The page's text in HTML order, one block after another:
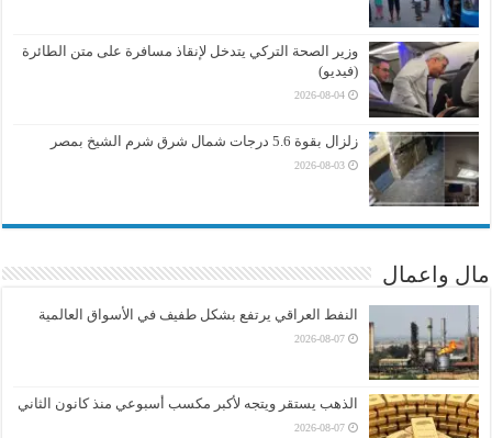
وزير الصحة التركي يتدخل لإنقاذ مسافرة على متن الطائرة
(فيديو)
2026-08-04
زلزال بقوة 5.6 درجات شمال شرق شرم الشيخ بمصر
2026-08-03
مال واعمال
النفط العراقي يرتفع بشكل طفيف في الأسواق العالمية
2026-08-07
الذهب يستقر ويتجه لأكبر مكسب أسبوعي منذ كانون الثاني
2026-08-07